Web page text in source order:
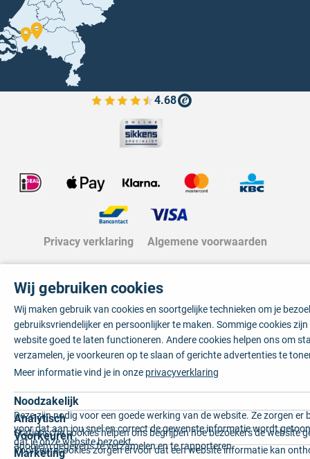
4.68
Bekijk de verfplaza beoordelingen
Privacy verklaring Algemene voorwaarden
Wij gebruiken cookies
Wij maken gebruik van cookies en soortgelijke technieken om je
gebruiksvriendelijker en persoonlijker te maken. Sommige cookies
website goed te laten functioneren. Andere cookies helpen ons om
verzamelen, je voorkeuren op te slaan of gerichte advertenties te
Meer informatie vind je in onze privacyverklaring
Noodzakelijk
Deze zijn nodig voor een goede werking van de website. Ze zorgen er
voor dat aan jou snel en correct de gewenste informatie wordt
dat je onze website bezoekt.
Analytisch
Statistische cookies helpen ons begrijpen hoe bezoekers de website
anoniem gegevens te verzamelen en te rapporteren.
Voorkeuren
Voorkeurscookies zorgen ervoor dat een website informatie kan
Marketing